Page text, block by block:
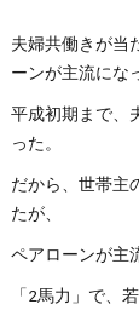
夫婦共働きが当
ーンが主流にな
平成初期まで、
った。
だから、世帯主
たが、
ペアローンが主
「2馬力」で、